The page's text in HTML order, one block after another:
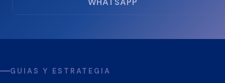
GUIAS Y ESTRATEGIA